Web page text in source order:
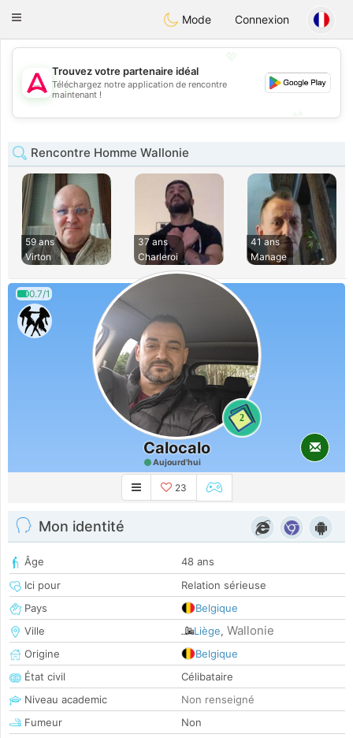
Tantôt
Toggle
Mode Connexion
💖
💕
Trouvez votre partenaire idéal
Téléchargez notre application de rencontre
maintenant !
Rencontre Homme Wallonie
59 ans
Virton
37 ans
Charleroi
41 ans
Manage
0.7/1
2
Calocalo
Aujourd'hui
23
Mon identité
Âge
48 ans
Ici pour
Relation sérieuse
Pays
Belgique
Ville
Liège, Wallonie
Origine
Belgique
État civil
Célibataire
Niveau academic
Non renseigné
Fumeur
Non